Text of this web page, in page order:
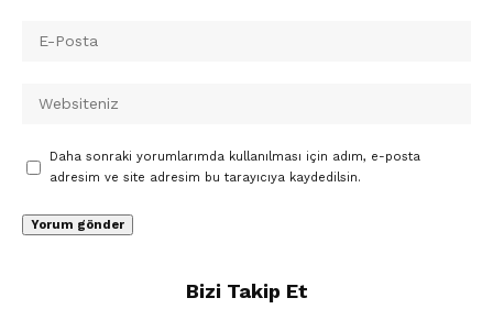
Daha sonraki yorumlarımda kullanılması için adım, e-posta
adresim ve site adresim bu tarayıcıya kaydedilsin.
Bizi Takip Et